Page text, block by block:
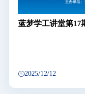
蓝梦学工讲堂第
2025/12/12